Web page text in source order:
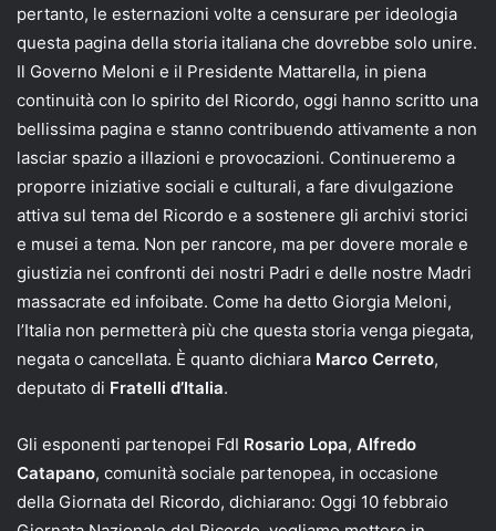
pertanto, le esternazioni volte a censurare per ideologia
questa pagina della storia italiana che dovrebbe solo unire.
Il Governo Meloni e il Presidente Mattarella, in piena
continuità con lo spirito del Ricordo, oggi hanno scritto una
bellissima pagina e stanno contribuendo attivamente a non
lasciar spazio a illazioni e provocazioni. Continueremo a
proporre iniziative sociali e culturali, a fare divulgazione
attiva sul tema del Ricordo e a sostenere gli archivi storici
e musei a tema. Non per rancore, ma per dovere morale e
giustizia nei confronti dei nostri Padri e delle nostre Madri
massacrate ed infoibate. Come ha detto Giorgia Meloni,
l’Italia non permetterà più che questa storia venga piegata,
negata o cancellata. È quanto dichiara Marco Cerreto,
deputato di Fratelli d’Italia.
Gli esponenti partenopei FdI Rosario Lopa, Alfredo
Catapano, comunità sociale partenopea, in occasione
della Giornata del Ricordo, dichiarano: Oggi 10 febbraio